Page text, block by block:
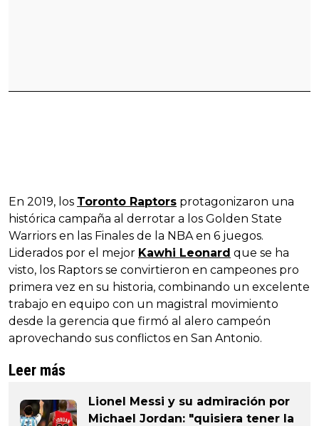
En 2019, los Toronto Raptors protagonizaron una
histórica campaña al derrotar a los Golden State
Warriors en las Finales de la NBA en 6 juegos.
Liderados por el mejor Kawhi Leonard que se ha
visto, los Raptors se convirtieron en campeones pro
primera vez en su historia, combinando un excelente
trabajo en equipo con un magistral movimiento
desde la gerencia que firmó al alero campeón
aprovechando sus conflictos en San Antonio.
Leer más
Lionel Messi y su admiración por
Michael Jordan: "quisiera tener la